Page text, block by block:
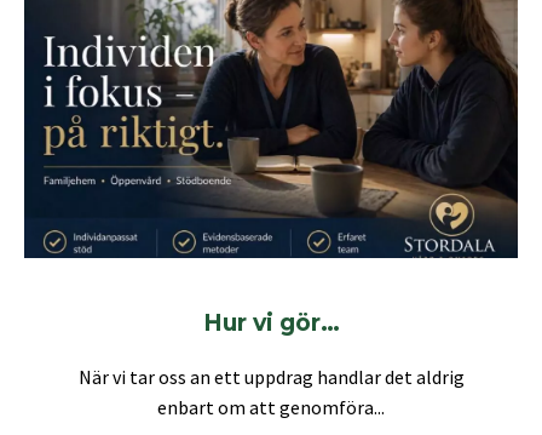
Hur vi gör…
När vi tar oss an ett uppdrag handlar det aldrig
enbart om att genomföra...